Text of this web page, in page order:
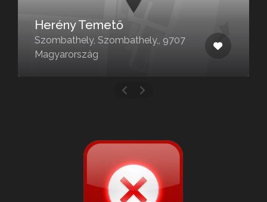
Herény Temető
Szombathely, Szombathely,, 9707
Magyarország